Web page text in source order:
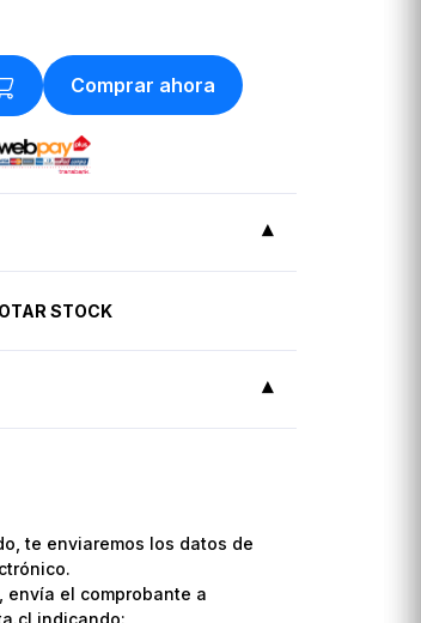
Comprar ahora
STOCK
te enviaremos los datos de
envía el comprobante a